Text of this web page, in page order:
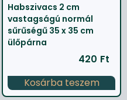
Habszivacs 2 cm
vastagságú normál
sűrűségű 35 x 35 cm
ülőpárna
420 Ft
Kosárba teszem